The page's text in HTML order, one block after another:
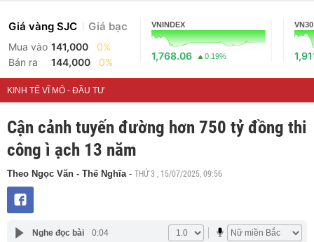
Giá vàng SJC Giá bạc
Mua vào 141,000
0%
Bán ra
144,000 0%
VNINDEX
1,768.06 0.19%
VN30
KINH TẾ VĨ MÔ - ĐẦU TƯ
Cận cảnh tuyến đường hơn 750 tỷ đồng thi
công ì ạch 13 năm
Theo Ngọc Văn - Thế Nghĩa- THỨ 3 , 15/07/2025, 09:56
Nghe đọc bài 0:04